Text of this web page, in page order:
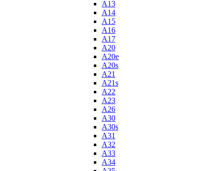
A13
A14
A15
A16
A17
A20
A20e
A20s
A21
A21s
A22
A23
A26
A30
A30s
A31
A32
A33
A34